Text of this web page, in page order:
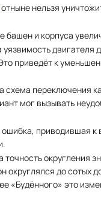
отныне нельзя
башен и корпуса
уязвимость двигателя
приведёт к
схема переключения
мог вызывать
приводившая
точность округления
округлялся до сотых
«Будённого» это